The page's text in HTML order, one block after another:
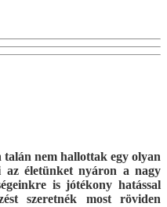
talán nem hallottak egy olyan
az életünket nyáron a nagy
is jótékony hatással
szeretnék most röviden